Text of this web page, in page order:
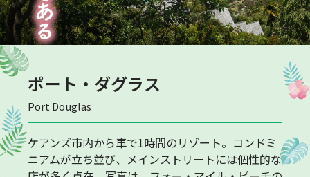
ポート・ダグラス
Port Douglas
ケアンズ市内から車で1時間のリゾート。コンドミ
ニアムが立ち並び、メインストリートには個性的な